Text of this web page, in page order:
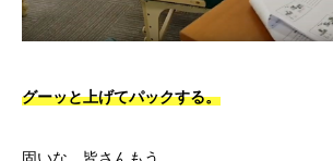
グーッと上げてパックする。
固いな、皆さんもう。